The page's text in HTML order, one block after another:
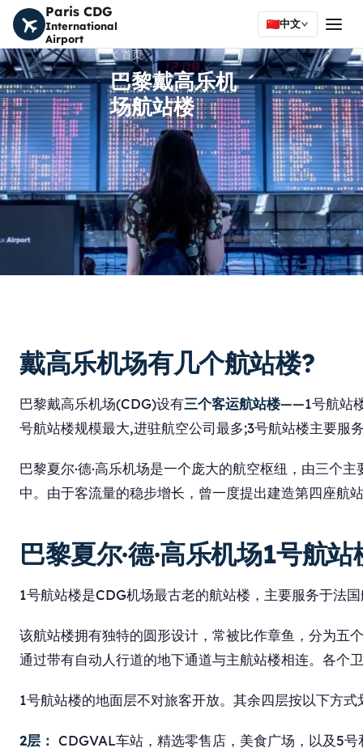
Paris CDG
International
Airport
中文
首页
巴黎戴高乐机
场航站楼
戴高乐机场有几个航站楼?
巴黎戴高乐机场(CDG)设有三个客运航站楼——1号航站
号航站楼规模最大,进驻航空公司最多;3号航站楼主要服
巴黎夏尔·德·高乐机场是一个庞大的航空枢纽，由三个
中。由于客流量的稳步增长，曾一度提出建造第四座航
巴黎夏尔·德·高乐机场1号航站
1号航站楼是CDG机场最古老的航站楼，主要服务于法
该航站楼拥有独特的圆形设计，常被比作章鱼，分为五
通过带有自动人行道的地下通道与主航站楼相连。各个
1号航站楼的地面层不对旅客开放。其余四层按以下方式
2层： CDGVAL车站，精选零售店，美食广场，以及5